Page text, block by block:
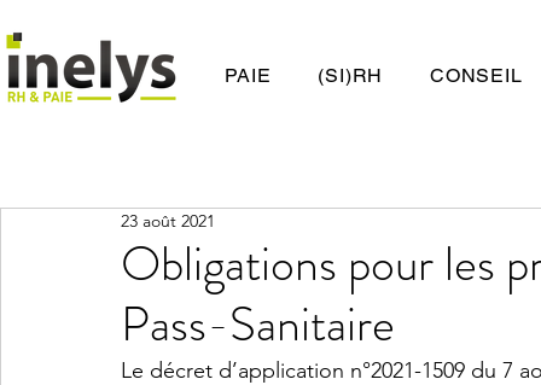
PAIE (SI)RH CONSEIL
Obligations pour les
Pass-Sanitaire
23 août 2021
Le décret d’application n°2021-1509 du 7